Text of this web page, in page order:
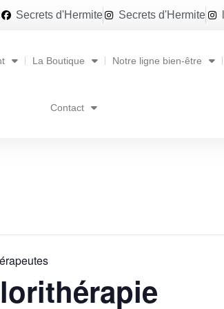
Secrets d'Hermite Secrets d'Hermite
La Boutique Notre ligne bien-être
Contact